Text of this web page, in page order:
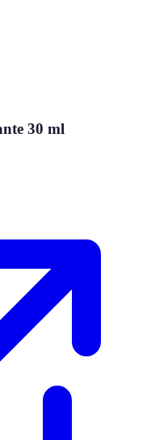
30 ml